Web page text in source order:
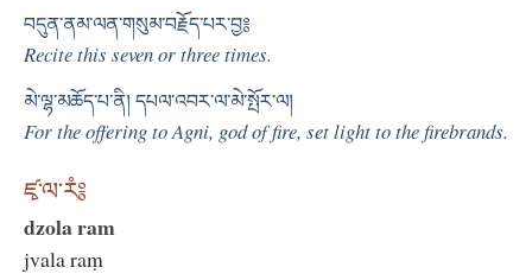
བདུན་ནམ་ལན་གསུམ་བརྗོད་པར་བྱ༔
Recite this seven or three times.
མེ་ལྷ་མཆོད་པ་ནི། དཔལ་འབར་ལ་མེ་སྤོར་ལ།
For the offering to Agni, god of fire, set light to the firebrands.
ཛྭ་ལ་རཾ༔
dzola ram
jvala raṃ